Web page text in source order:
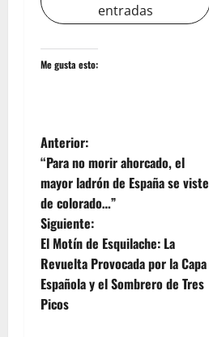
entradas
Me gusta esto:
N
a
v
e
g
a
Anterior:
“Para no morir ahorcado, el
mayor ladrón de España se viste
de colorado…”
Siguiente:
El Motín de Esquilache: La
Revuelta Provocada por la Capa
Española y el Sombrero de Tres
Picos